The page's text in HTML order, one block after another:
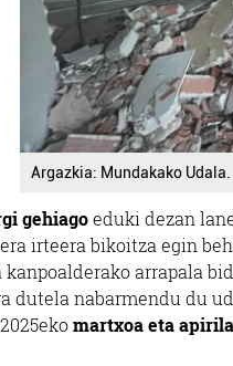
Argazkia: Mundakako Udala.
gehiagoeduki dezan
irteera bikoitza egin
arrapala
dutela nabarmendu du
martxoa eta